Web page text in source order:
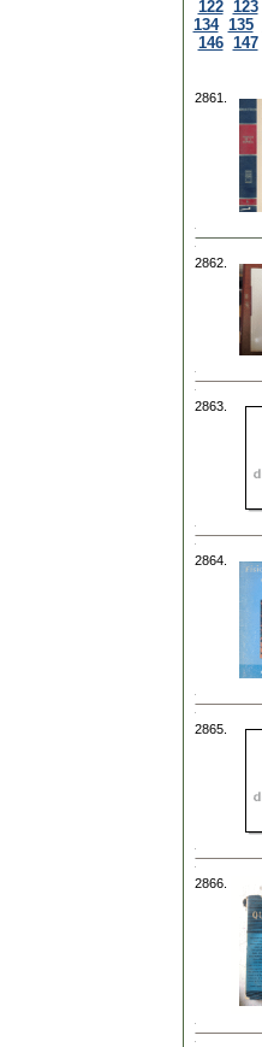
122 123
134 135
146 147
2861.
2862.
2863.
2864.
2865.
2866.